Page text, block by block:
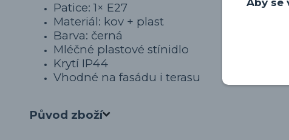
Patice: 1× E27
Materiál: kov + plast
Barva: černá
Mléčné plastové stínidlo
Krytí IP44
Vhodné na fasádu i terasu
Původ zboží
Aby se